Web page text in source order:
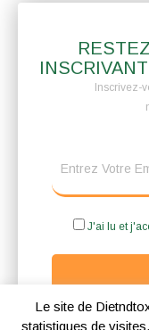
Inscrivez-
J'ai lu et
Le site de
statistiques de